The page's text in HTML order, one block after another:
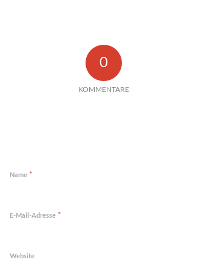
0
KOMMENTARE
Name *
E-Mail-Adresse *
Website